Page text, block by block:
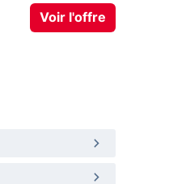
Voir l'offre